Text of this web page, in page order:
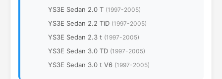
YS3E Sedan 2.0 T (1997-2005)
YS3E Sedan 2.2 TiD (1997-2005)
YS3E Sedan 2.3 t (1997-2005)
YS3E Sedan 3.0 TD (1997-2005)
YS3E Sedan 3.0 t V6 (1997-2005)